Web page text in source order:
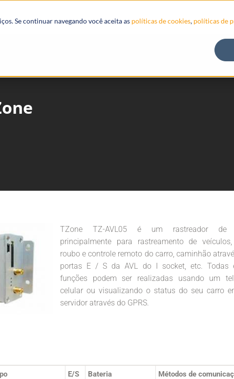
Se continuar navegando você aceita as políticas de cookies, políticas de
Integrações Recursos
TZone TZ-AVL05 é um rastreador de
principalmente para rastreamento de
roubo e controle remoto do carro, caminhão
portas E / S da AVL do I socket, etc. Todas
funções podem ser realizadas usando um
celular ou visualizando o status do seu carro
servidor através do GPRS.
E/S Bateria
Métodos de